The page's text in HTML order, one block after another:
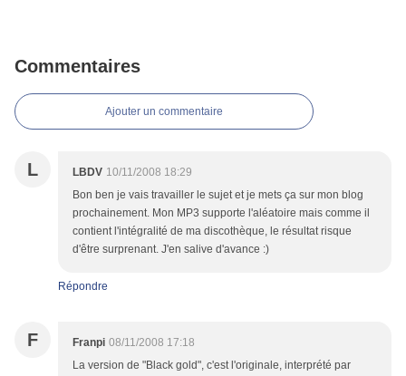
Commentaires
Ajouter un commentaire
L LBDV 10/11/2008 18:29
Bon ben je vais travailler le sujet et je mets ça sur mon blog
prochainement. Mon MP3 supporte l'aléatoire mais comme il
contient l'intégralité de ma discothèque, le résultat risque
d'être surprenant. J'en salive d'avance :)
Répondre
F Franpi 08/11/2008 17:18
La version de "Black gold", c'est l'originale, interprété par